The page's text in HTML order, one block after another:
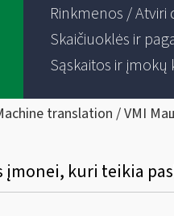
Rinkmenos /
Skaičiuoklės ir
Sąskaitos ir įmokų
translation / VMI